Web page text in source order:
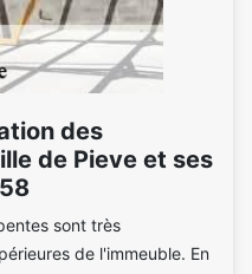
des
de Pieve et ses
sont très
de l'immeuble. En